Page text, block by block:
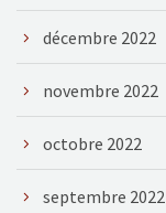
décembre 2022
novembre 2022
octobre 2022
septembre 2022